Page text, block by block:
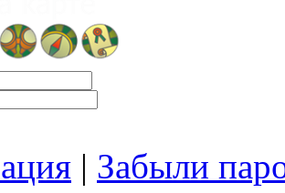
| Забыли